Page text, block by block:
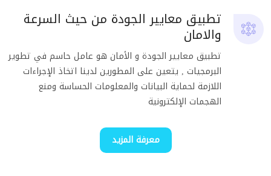
تطبيق معايير الجودة من حيث السرعة
والامان
تطبيق معايير الجودة و الأمان هو عامل حاسم في تطوير
البرمجيات , يتعين على المطورين لدينا اتخاذ الإجراءات
اللازمة لحماية البيانات والمعلومات الحساسة ومنع
الهجمات الإلكترونية
معرفة المزيد